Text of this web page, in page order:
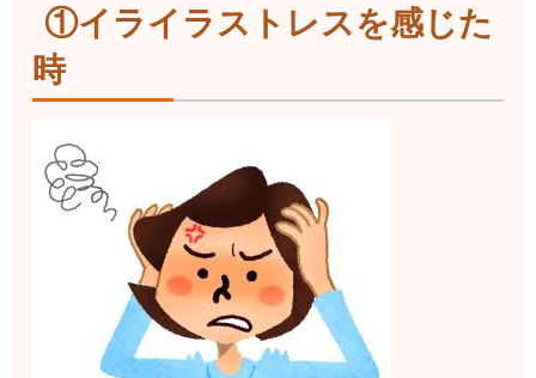
①イライラストレスを感じた
時